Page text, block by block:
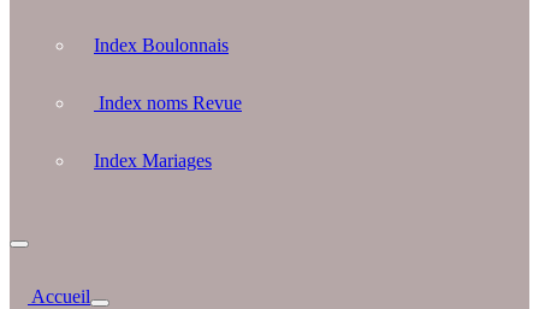
Index Boulonnais
Index noms Revue
Index Mariages
Accueil